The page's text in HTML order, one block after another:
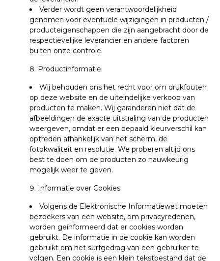
Verder wordt geen verantwoordelijkheid
genomen voor eventuele wijzigingen in producten /
producteigenschappen die zijn aangebracht door de
respectievelijke leverancier en andere factoren
buiten onze controle.
Productinformatie
Wij behouden ons het recht voor om drukfouten
op deze website en de uiteindelijke verkoop van
producten te maken. Wij garanderen niet dat de
afbeeldingen de exacte uitstraling van de producten
weergeven, omdat er een bepaald kleurverschil kan
optreden afhankelijk van het scherm, de
fotokwaliteit en resolutie. We proberen altijd ons
best te doen om de producten zo nauwkeurig
mogelijk weer te geven.
Informatie over Cookies
Volgens de Elektronische Informatiewet moeten
bezoekers van een website, om privacyredenen,
worden geïnformeerd dat er cookies worden
gebruikt. De informatie in de cookie kan worden
gebruikt om het surfgedrag van een gebruiker te
volgen. Een cookie is een klein tekstbestand dat de